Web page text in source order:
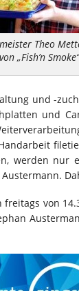
Theo
„Fish’n
und -
und
werden nur
von